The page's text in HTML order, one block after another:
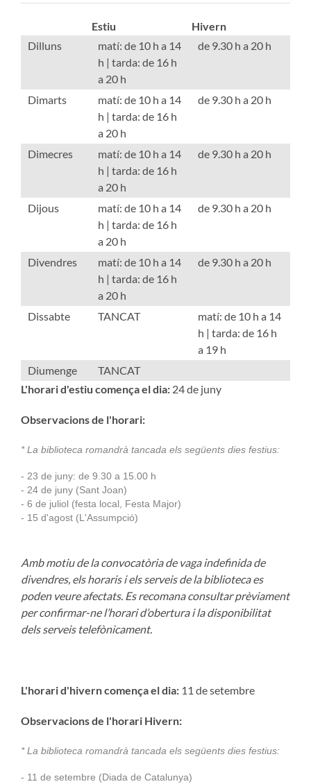
Estiu
Hivern
Dilluns
matí: de 10 h a 14
h | tarda: de 16 h
a 20 h
de 9.30 h a 20 h
Dimarts
matí: de 10 h a 14
h | tarda: de 16 h
a 20 h
de 9.30 h a 20 h
Dimecres
matí: de 10 h a 14
h | tarda: de 16 h
a 20 h
de 9.30 h a 20 h
Dijous
matí: de 10 h a 14
h | tarda: de 16 h
a 20 h
de 9.30 h a 20 h
Divendres
matí: de 10 h a 14
h | tarda: de 16 h
a 20 h
de 9.30 h a 20 h
Dissabte TANCAT
matí: de 10 h a 14
h | tarda: de 16 h
a 19 h
Diumenge
TANCAT
L'horari d'estiu comença el dia: 24 de juny
Observacions de l'horari:
* La biblioteca romandrà tancada els següents dies festius:
- 23 de juny: de 9.30 a 15.00 h
- 24 de juny (Sant Joan)
- 6 de juliol (festa local, Festa Major)
- 15 d'agost (L'Assumpció)
Amb motiu de la convocatòria de vaga indefinida de
divendres, els horaris i els serveis de la biblioteca es
poden veure afectats. Es recomana consultar prèviament
per confirmar-ne l’horari d’obertura i la disponibilitat
dels serveis telefònicament.
L'horari d'hivern comença el dia: 11 de setembre
Observacions de l'horari Hivern:
* La biblioteca romandrà tancada els següents dies festius:
- 11 de setembre (Diada de Catalunya)